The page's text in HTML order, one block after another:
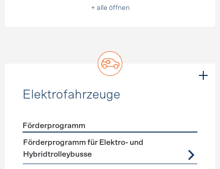
+ alle öffnen
Elektrofahrzeuge
Förderprogramme Elektrofahrzeuge
Förderprogramm
Förderprogramm für Elektro- und
Hybridtrolleybusse